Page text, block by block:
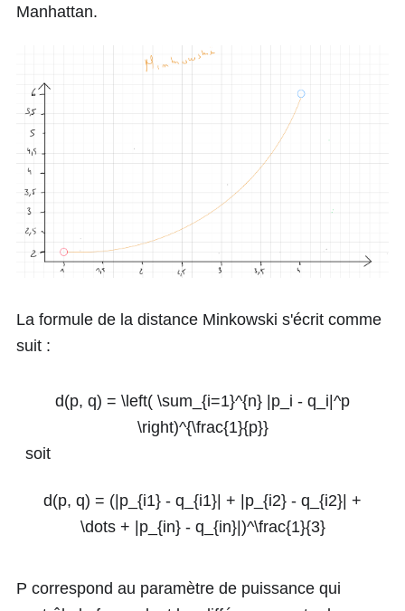
Manhattan.
La formule de la distance Minkowski s'écrit comme
suit :
d(p, q) = \left( \sum_{i=1}^{n} |p_i - q_i|^p
\right)^{\frac{1}{p}}
soit
d(p, q) = (|p_{i1} - q_{i1}| + |p_{i2} - q_{i2}| +
\dots + |p_{in} - q_{in}|)^\frac{1}{3}
P correspond au paramètre de puissance qui